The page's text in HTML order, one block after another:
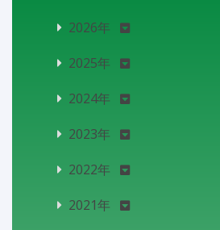
2026年
2025年
2024年
2023年
2022年
2021年